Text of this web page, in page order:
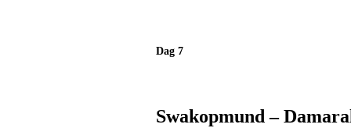
Dag 7
Swakopmund –